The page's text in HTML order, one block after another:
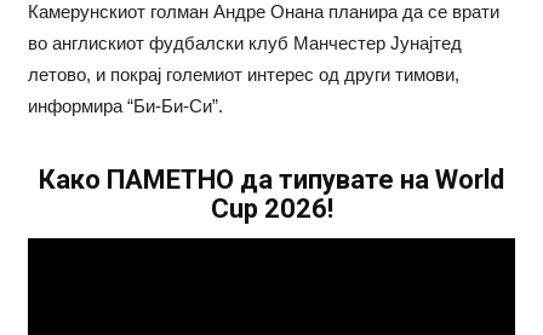
Камерунскиот голман Андре Онана планира да се врати
во англискиот фудбалски клуб Манчестер Јунајтед
летово, и покрај големиот интерес од други тимови,
информира “Би-Би-Си”.
Како ПАМЕТНО да типувате на World
Cup 2026!